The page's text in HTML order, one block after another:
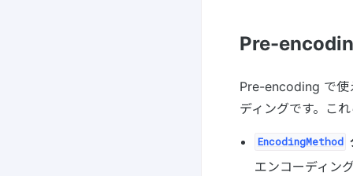
Pre-
Pre-encoding で使
ディングです。こ
EncodingMethod
エンコーディン